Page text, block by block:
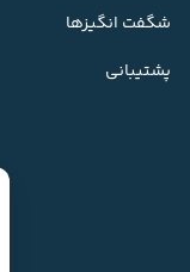
شگفت انگیزها
پشتیبانی